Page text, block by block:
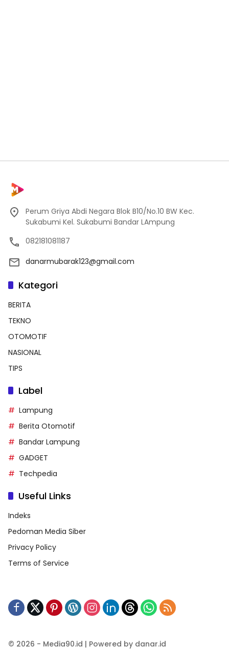
Perum Griya Abdi Negara Blok B10/No.10 BW Kec.
Sukabumi Kel. Sukabumi Bandar LAmpung
082181081187
danarmubarak123@gmail.com
Kategori
BERITA
TEKNO
OTOMOTIF
NASIONAL
TIPS
Label
Lampung
Berita Otomotif
Bandar Lampung
GADGET
Techpedia
Useful Links
Indeks
Pedoman Media Siber
Privacy Policy
Terms of Service
© 2026 - Media90.id | Powered by danar.id